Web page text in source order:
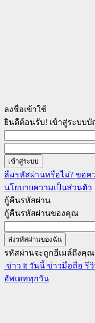
ลงชื่อเข้าใช้
ยินดีต้อนรับ! เข้าสู่ระบบ
ลืมรหัสผ่านหรือไม่? ขอค
นโยบายความเป็นส่วนตัว
กู้คืนรหัสผ่าน
กู้คืนรหัสผ่านของคุณ
รหัสผ่านจะถูกอีเมล์ถึงคุณ
ข่าว it วันนี้ ข่าวมือถือ รี
อัพเดททุกวัน